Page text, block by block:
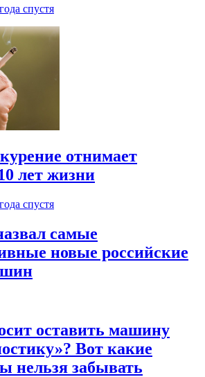
спустя
отнимает
лет жизни
спустя
самые
новые российские
оставить машину
Вот какие
нельзя забывать